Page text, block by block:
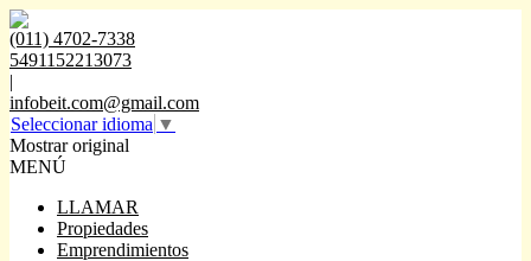
(011) 4702-7338
5491152213073
|
infobeit.com@gmail.com
Seleccionar idioma ▼
Mostrar original
MENÚ
LLAMAR
Propiedades
Emprendimientos